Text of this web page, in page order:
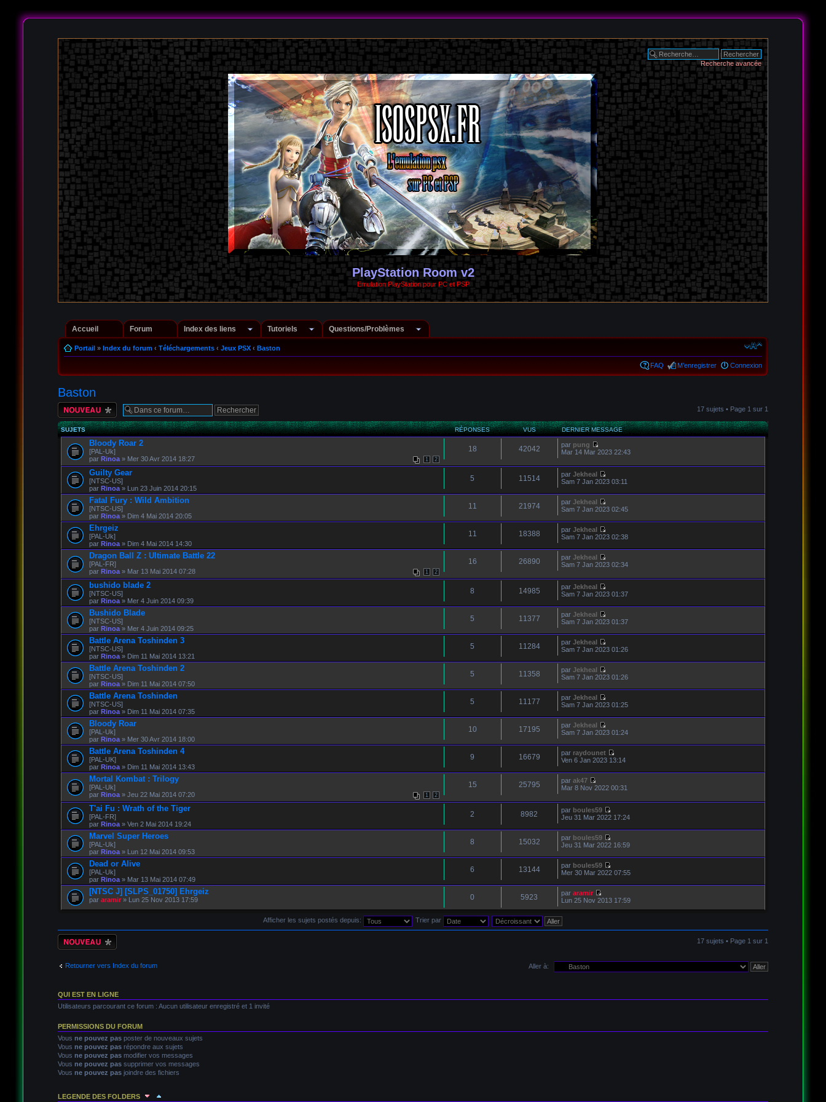
Recherche avancée
PlayStation Room v2
Emulation PlayStation pour PC et PSP
Accueil Forum Index des liens Tutoriels Questions/Problèmes
Portail» Index du forum ‹ Téléchargements ‹ Jeux PSX ‹ Baston
FAQ M’enregistrer Connexion
Baston
Écrire un nouveau
sujet
17 sujets • Page 1 sur 1
SUJETS RÉPONSES VUS DERNIER MESSAGE
Bloody Roar 2
[PAL-Uk]
1 2
par Rinoa» Mer 30 Avr 2014 18:27
18 42042 par pung
Mar 14 Mar 2023 22:43
Guilty Gear
[NTSC-US]
par Rinoa» Lun 23 Juin 2014 20:15
5 11514 parJekheal
Sam 7 Jan 2023 03:11
Fatal Fury : Wild Ambition
[NTSC-US]
par Rinoa» Dim 4 Mai 2014 20:05
11 21974 parJekheal
Sam 7 Jan 2023 02:45
Ehrgeiz
[PAL-Uk]
par Rinoa» Dim 4 Mai 2014 14:30
11 18388 parJekheal
Sam 7 Jan 2023 02:38
Dragon Ball Z : Ultimate Battle 22
[PAL-FR]
1 2
par Rinoa» Mar 13 Mai 2014 07:28
16 26890 parJekheal
Sam 7 Jan 2023 02:34
bushido blade 2
[NTSC-US]
par Rinoa» Mer 4 Juin 2014 09:39
8 14985 parJekheal
Sam 7 Jan 2023 01:37
Bushido Blade
[NTSC-US]
par Rinoa» Mer 4 Juin 2014 09:25
5 11377 parJekheal
Sam 7 Jan 2023 01:37
Battle Arena Toshinden 3
[NTSC-US]
par Rinoa» Dim 11 Mai 2014 13:21
5 11284 parJekheal
Sam 7 Jan 2023 01:26
Battle Arena Toshinden 2
[NTSC-US]
par Rinoa» Dim 11 Mai 2014 07:50
5 11358 parJekheal
Sam 7 Jan 2023 01:26
Battle Arena Toshinden
[NTSC-US]
par Rinoa» Dim 11 Mai 2014 07:35
5 11177 parJekheal
Sam 7 Jan 2023 01:25
Bloody Roar
[PAL-Uk]
par Rinoa» Mer 30 Avr 2014 18:00
10 17195 parJekheal
Sam 7 Jan 2023 01:24
Battle Arena Toshinden 4
[PAL-UK]
par Rinoa» Dim 11 Mai 2014 13:43
9 16679 par raydounet
Ven 6 Jan 2023 13:14
Mortal Kombat : Trilogy
[PAL-Uk]
1 2
par Rinoa» Jeu 22 Mai 2014 07:20
15 25795 parak47
Mar 8 Nov 2022 00:31
T'ai Fu : Wrath of the Tiger
[PAL-FR]
par Rinoa» Ven 2 Mai 2014 19:24
2 8982 par boules59
Jeu 31 Mar 2022 17:24
Marvel Super Heroes
[PAL-Uk]
par Rinoa» Lun 12 Mai 2014 09:53
8 15032 par boules59
Jeu 31 Mar 2022 16:59
Dead or Alive
[PAL-Uk]
par Rinoa» Mar 13 Mai 2014 07:49
6 13144 par boules59
Mer 30 Mar 2022 07:55
[NTSC J] [SLPS_01750] Ehrgeiz
par aramir» Lun 25 Nov 2013 17:59 0 5923 pararamir
Lun 25 Nov 2013 17:59
Afficher les sujets postés depuis: Trier par
Écrire un nouveau
sujet
17 sujets • Page 1 sur 1
Retourner vers Index du forum Aller à:
QUI EST EN LIGNE
Utilisateurs parcourant ce forum : Aucun utilisateur enregistré et 1 invité
PERMISSIONS DU FORUM
Vous ne pouvez pasposter de nouveaux sujets
Vous ne pouvez pasrépondre aux sujets
Vous ne pouvez pasmodifier vos messages
Vous ne pouvez passupprimer vos messages
Vous ne pouvez pasjoindre des fichiers
LEGENDE DES FOLDERS